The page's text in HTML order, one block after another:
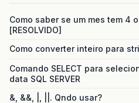
Como saber se um mes tem 4
[RESOLVIDO]
Como converter inteiro para
Comando SELECT para
data SQL SERVER
&, &&, |, ||. Qndo usar?